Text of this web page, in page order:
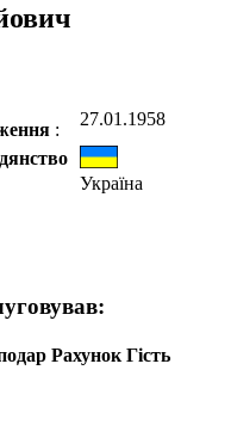
:
27.01.1958
Україна
Рахунок Гість